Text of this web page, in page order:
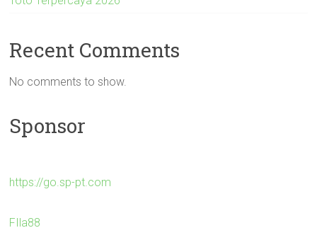
Recent Comments
No comments to show.
Sponsor
https://go.sp-pt.com
FIla88